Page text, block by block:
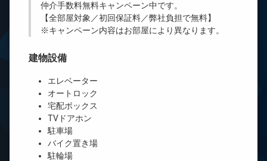
仲介手数料無料キャンペーン中です。
【全部屋対象／初回保証料／弊社負担で無料】
※キャンペーン内容はお部屋により異なります。
建物設備
エレベーター
オートロック
宅配ボックス
TVドアホン
駐車場
バイク置き場
駐輪場